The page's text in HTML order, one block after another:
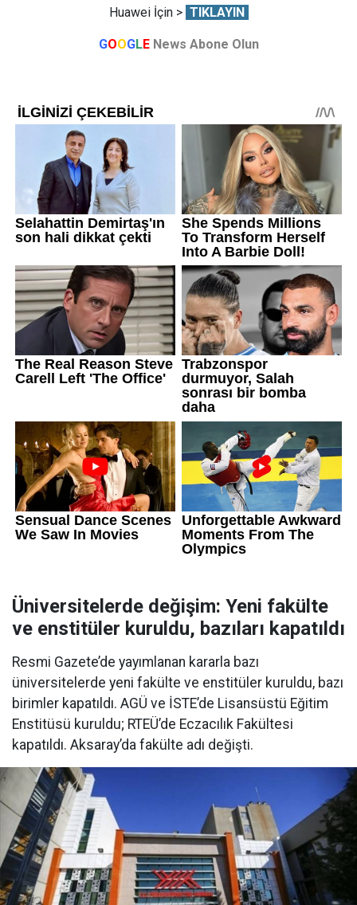
Huawei İçin > TIKLAYIN
GOOGLE News Abone Olun
Üniversitelerde değişim: Yeni fakülte
ve enstitüler kuruldu, bazıları kapatıldı
Resmi Gazete’de yayımlanan kararla bazı
üniversitelerde yeni fakülte ve enstitüler kuruldu, bazı
birimler kapatıldı. AGÜ ve İSTE’de Lisansüstü Eğitim
Enstitüsü kuruldu; RTEÜ’de Eczacılık Fakültesi
kapatıldı. Aksaray’da fakülte adı değişti.